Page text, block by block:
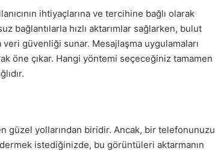
ihtiyaçlarına ve tercihine bağlı olarak
bağlantılarla hızlı aktarımlar sağlarken, bulut
güvenliği sunar. Mesajlaşma uygulamaları
öne çıkar. Hangi yöntemi seçeceğiniz tamamen
güzel yollarından biridir. Ancak, bir telefonunuzu
istediğinizde, bu görüntüleri aktarmanın